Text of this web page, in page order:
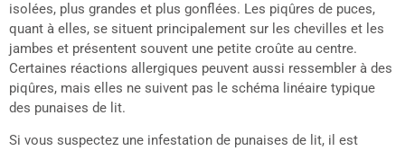
isolées, plus grandes et plus gonflées. Les piqûres de puces,
quant à elles, se situent principalement sur les chevilles et les
jambes et présentent souvent une petite croûte au centre.
Certaines réactions allergiques peuvent aussi ressembler à des
piqûres, mais elles ne suivent pas le schéma linéaire typique
des punaises de lit.
Si vous suspectez une infestation de punaises de lit, il est